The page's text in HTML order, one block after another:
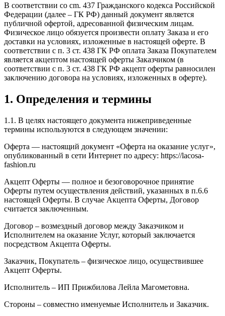
В соответствии со cm. 437 Гражданского кодекса Российской
Федерации (далее – ГК РФ) данный документ является
публичной офертой, адресованной физическим лицам.
Физическое лицо обязуется произвести оплату Заказа и его
доставки на условиях, изложенные в настоящей оферте. В
соответствии с п. 3 ст. 438 ГК РФ оплата Заказа Покупателем
является акцептом настоящей оферты Заказчиком (в
соответствии с п. 3 ст. 438 ГК РФ акцепт оферты равносилен
заключению договора на условиях, изложенных в оферте).
1. Определения и термины
1.1. В целях настоящего документа нижеприведенные
термины используются в следующем значении:
Оферта — настоящий документ «Оферта на оказание услуг»,
опубликованный в сети Интернет по адресу: https://lacosa-
fashion.ru
Акцепт Оферты — полное и безоговорочное принятие
Оферты путем осуществления действий, указанных в п.6.6
настоящей Оферты. В случае Акцепта Оферты, Договор
считается заключенным.
Договор – возмездный договор между Заказчиком и
Исполнителем на оказание Услуг, который заключается
посредством Акцепта Оферты.
Заказчик, Покупатель – физическое лицо, осуществившее
Акцепт Оферты.
Исполнитель – ИП Прижбилова Лейла Магометовна.
Стороны – совместно именуемые Исполнитель и Заказчик.